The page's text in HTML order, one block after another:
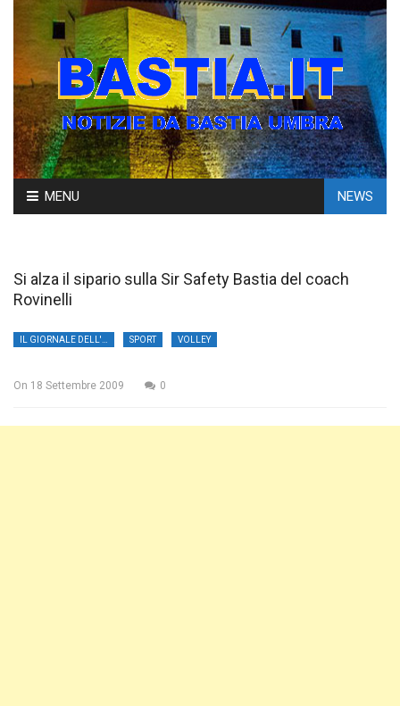
Skip
to
MENU NEWS
Si alza il sipario sulla Sir Safety Bastia del coach
Rovinelli
SPORT VOLLEY
On 18 Settembre 2009 0